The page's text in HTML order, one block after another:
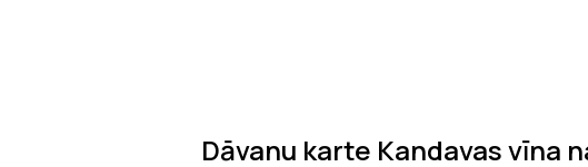
Dāvanu karte Kandavas vīna